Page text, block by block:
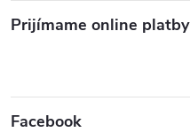
Prijímame online platby
Facebook